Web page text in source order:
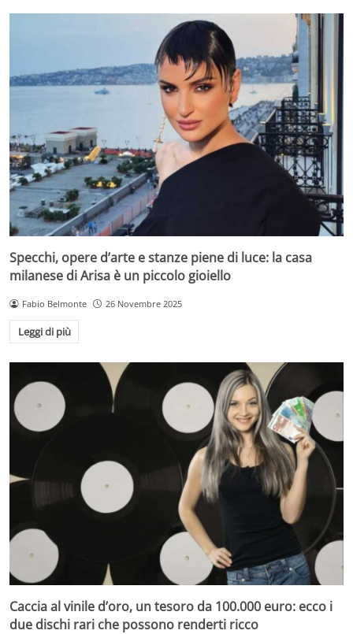
Specchi, opere d’arte e stanze piene di luce: la casa
milanese di Arisa è un piccolo gioiello
Fabio Belmonte 26 Novembre 2025
Leggi di più
Caccia al vinile d’oro, un tesoro da 100.000 euro: ecco i
due dischi rari che possono renderti ricco